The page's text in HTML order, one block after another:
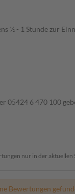
½ - 1 Stunde zur
6 470 100
nur in der aktuellen
Bewertungen